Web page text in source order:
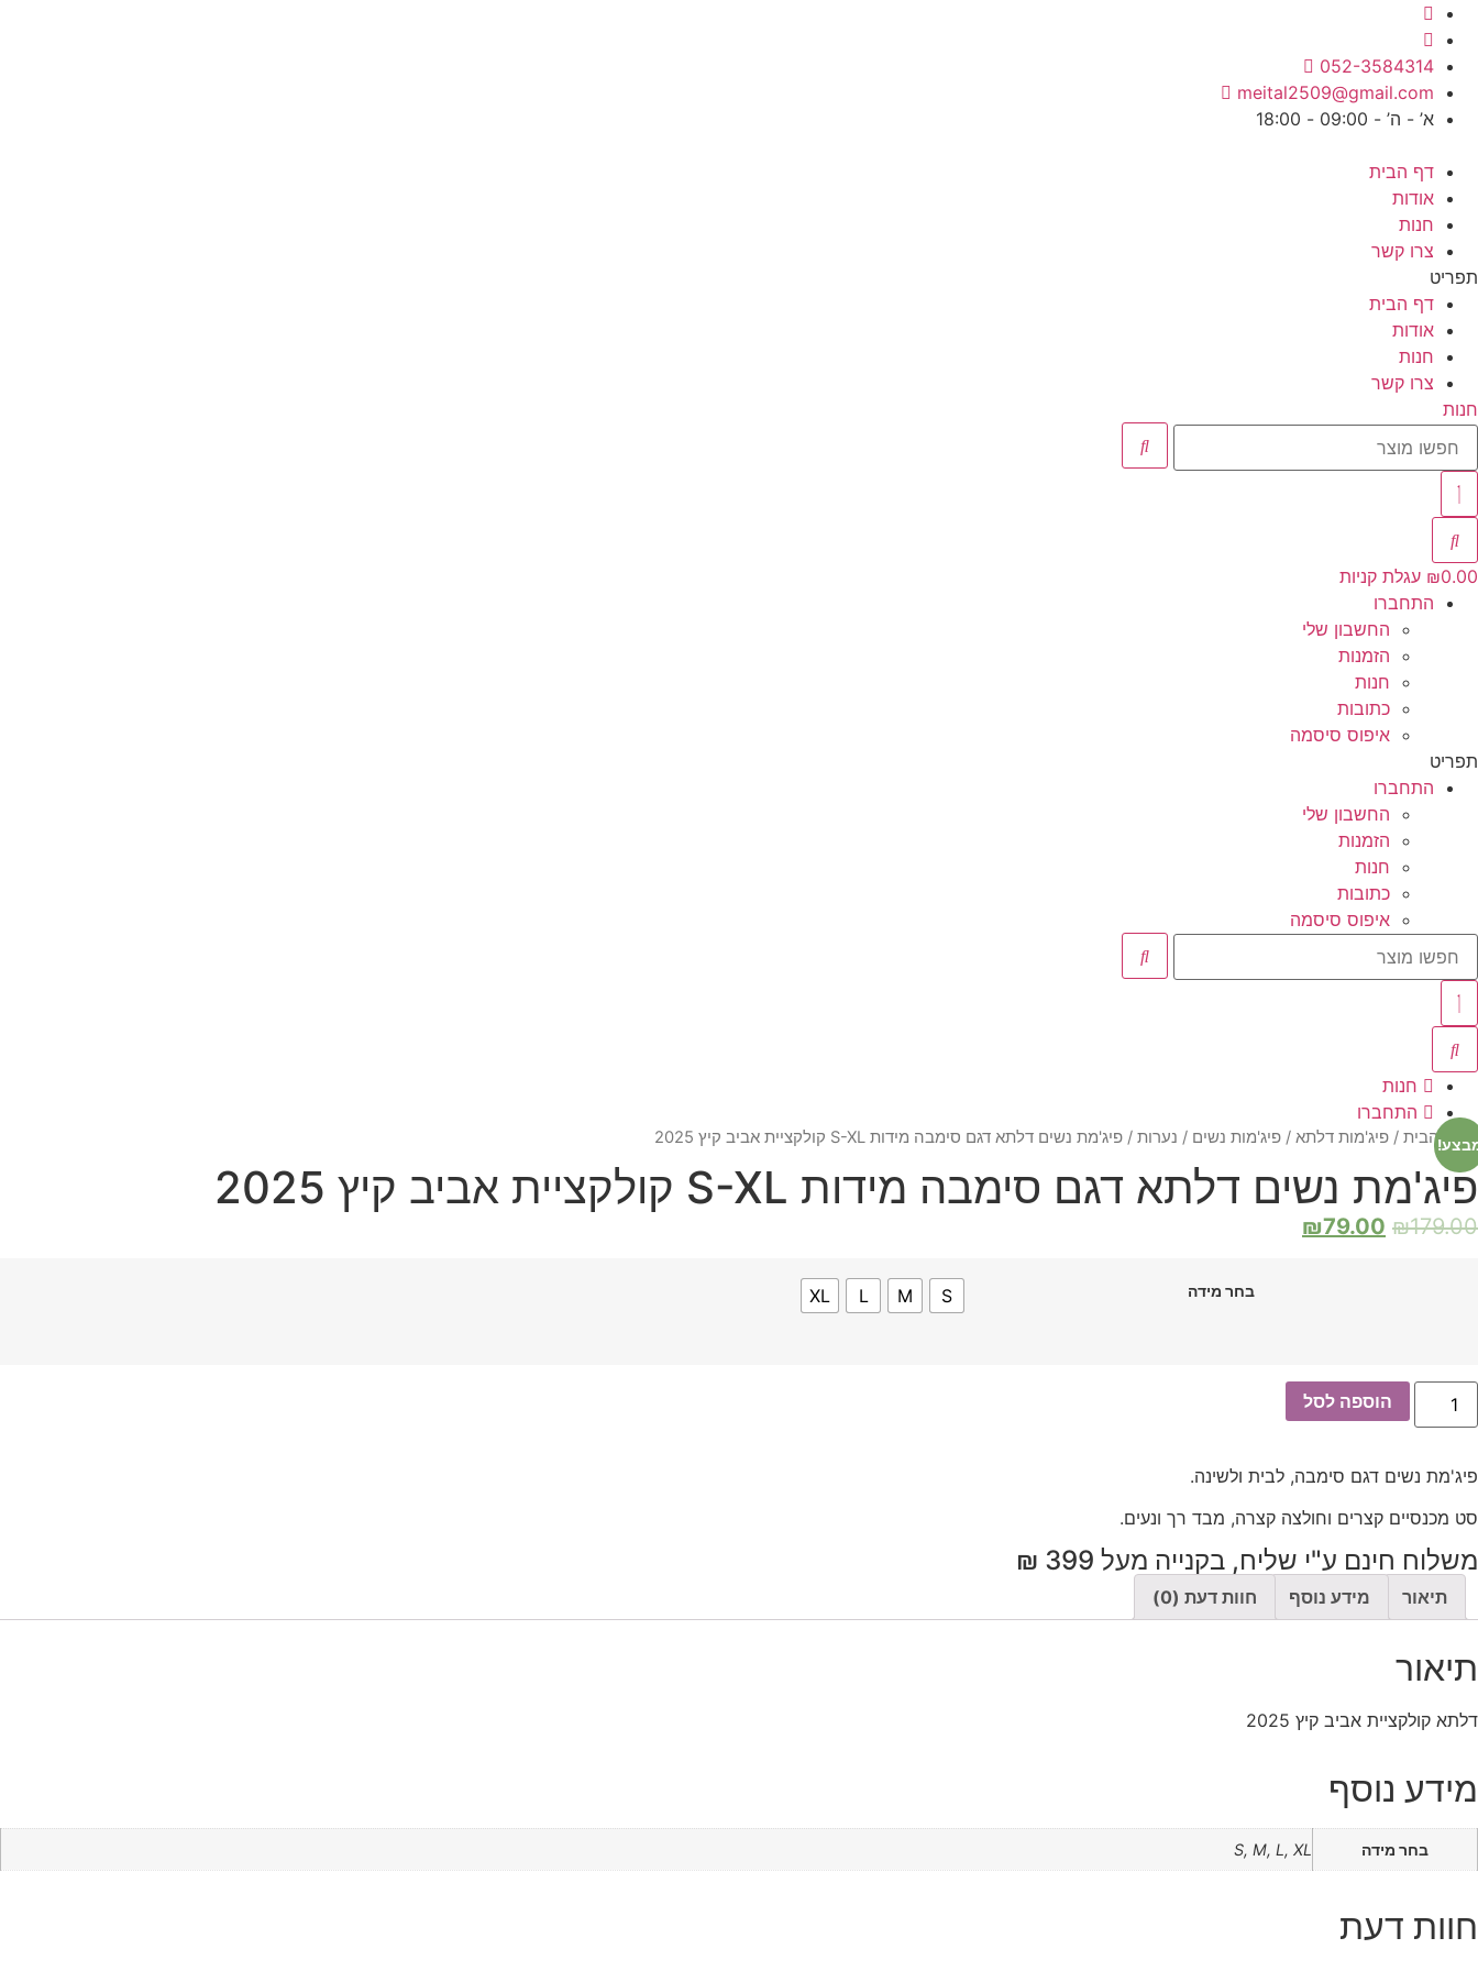
לתוכן
052-3584314
meital2509@gmail.com
א’ - ה’ - 09:00 - 18:00
דף הבית
אודות
חנות
צרו קשר
תפריט
דף הבית
אודות
חנות
צרו קשר
חנות
₪0.00
עגלת קניות
התחברו
החשבון שלי
הזמנות
חנות
כתובות
איפוס סיסמה
תפריט
התחברו
החשבון שלי
הזמנות
חנות
כתובות
איפוס סיסמה
חנות
התחברו
עמוד הבית / פיג'מות דלתא / פיג'מות נשים / נערות / פיג'מת נשים דלתא דגם סימבה מידות S-XL קולקציית אביב קיץ 2025
פיג'מת נשים דלתא דגם סימבה מידות S-XL קולקציית אביב קיץ 2025
₪179.00
₪79.00
בחר מידה S
M
L
XL
כמות
פיג'מת
דגם
מידות
S-
קולקציית
אביב
2025
הוספה לסל
פיג'מת נשים דגם סימבה, לבית ולשינה.
סט מכנסיים קצרים וחולצה קצרה, מבד רך ונעים.
משלוח חינם ע"י שליח, בקנייה מעל 399 ₪
תיאור מידע נוסף חוות דעת (0)
תיאור
דלתא קולקציית אביב קיץ 2025
מידע נוסף
בחר מידה S, M, L, XL
חוות דעת